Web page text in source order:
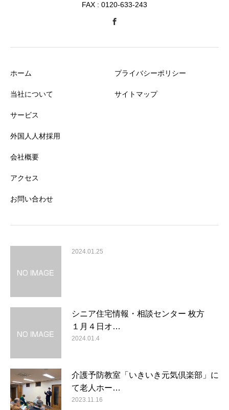
FAX : 0120-633-243
ホーム
当社について
サービス
外国人人材採用
会社概要
アクセス
お問い合わせ
プライバシーポリシー
サイトマップ
2024.01.25
シニア住宅情報・相談センター 枚方
１月４日オ…
2024.01.4
介護予防教室「いきいき元気倶楽部」に
て老人ホー…
2023.11.16